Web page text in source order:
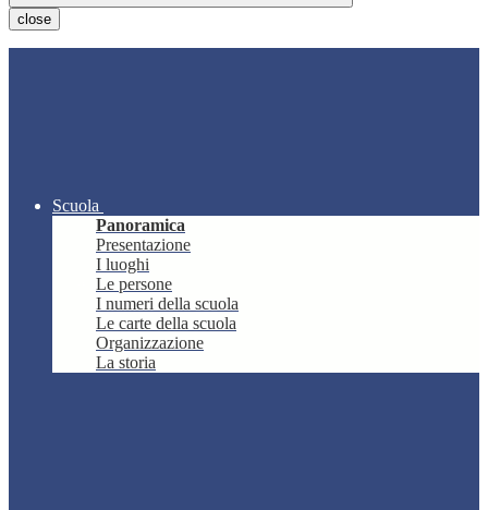
close
Scuola
Panoramica
Presentazione
I luoghi
Le persone
I numeri della scuola
Le carte della scuola
Organizzazione
La storia